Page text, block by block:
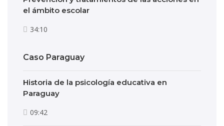
el ámbito escolar
34:10
Caso Paraguay
Historia de la psicología educativa en
Paraguay
09:42